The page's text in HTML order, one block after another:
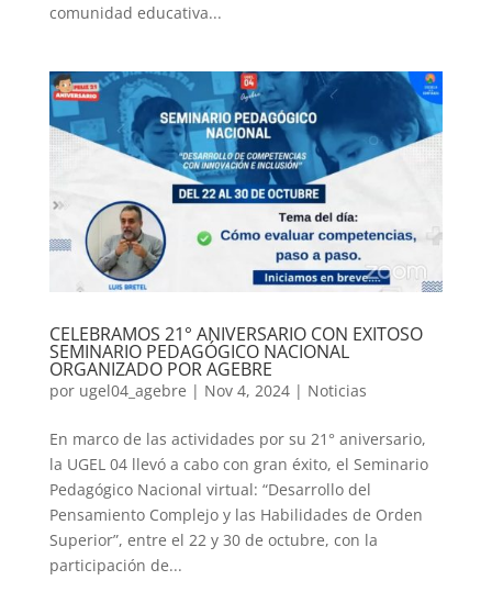
comunidad educativa...
CELEBRAMOS 21° ANIVERSARIO CON EXITOSO
SEMINARIO PEDAGÓGICO NACIONAL
ORGANIZADO POR AGEBRE
por ugel04_agebre | Nov 4, 2024| Noticias
En marco de las actividades por su 21° aniversario,
la UGEL 04 llevó a cabo con gran éxito, el Seminario
Pedagógico Nacional virtual: “Desarrollo del
Pensamiento Complejo y las Habilidades de Orden
Superior”, entre el 22 y 30 de octubre, con la
participación de...